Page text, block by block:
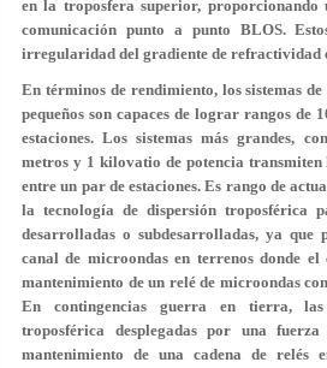
en la troposfera superior, proporcionando
comunicación punto a punto BLOS.
irregularidad del gradiente de refractividad
En términos de rendimiento, los sistemas
pequeños son capaces de lograr rangos de
estaciones. Los sistemas más grandes,
metros y 1 kilovatio de potencia transmiten
entre un par de estaciones. Es rango de
la tecnología de dispersión troposférica
desarrolladas o subdesarrolladas, ya que
canal de microondas en terrenos donde el
mantenimiento de un relé de microondas
En contingencias guerra en tierra, las
troposférica desplegadas por una
mantenimiento de una cadena de relés